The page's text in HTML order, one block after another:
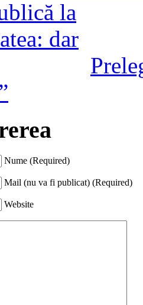
Nume (Required)
Mail (nu va fi publicat) (Required)
Website